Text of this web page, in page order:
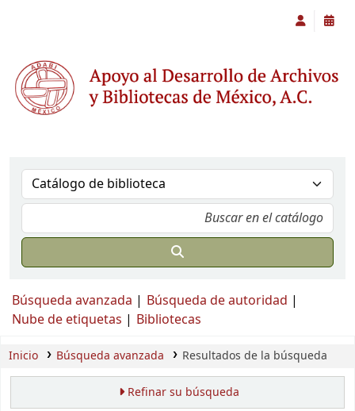
Búsqueda avanzada
Búsqueda de autoridad
Nube de etiquetas
Bibliotecas
Inicio Búsqueda avanzada Resultados de la búsqueda
Refinar su búsqueda